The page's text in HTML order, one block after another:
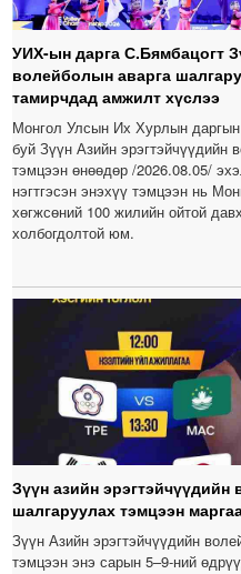
УИХ-ын дарга С.Бямбацогт
волейболын аварга
тамирчдад амжилт хүслээ
Монгол Улсын Их Хурлын
буй Зүүн Азийн эрэгтэйчүүдийн
тэмцээн өнөөдөр /2026.08.05/
нэгтгэсэн энэхүү тэмцээн нь
хөгжсөний 100 жилийн ойтой
холбогдолтой юм.
Зүүн азийн
шалгаруулах тэмцээн
Зүүн Азийн эрэгтэйчүүдийн
тэмцээн энэ сарын 5–9-ний